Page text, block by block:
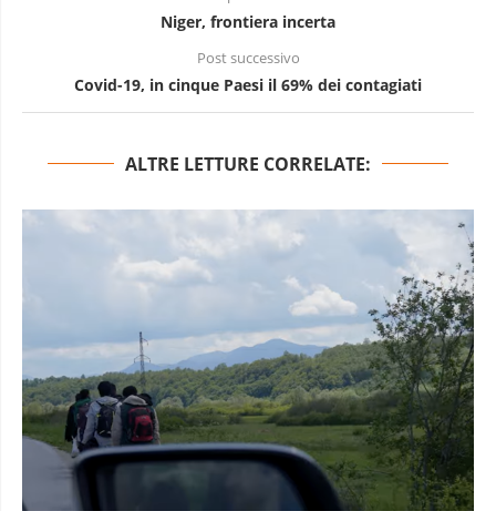
Niger, frontiera incerta
Post successivo
Covid-19, in cinque Paesi il 69% dei contagiati
ALTRE LETTURE CORRELATE: